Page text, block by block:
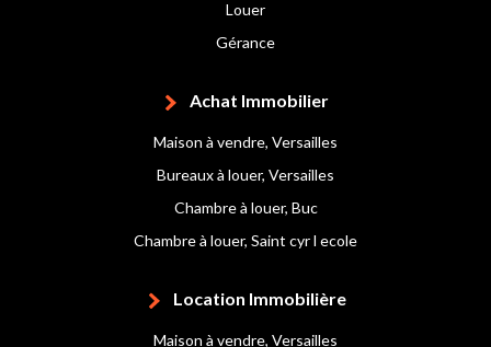
Louer
Gérance
Achat Immobilier
Maison à vendre, Versailles
Bureaux à louer, Versailles
Chambre à louer, Buc
Chambre à louer, Saint cyr l ecole
Location Immobilière
Maison à vendre, Versailles